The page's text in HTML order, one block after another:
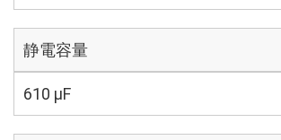
静電容量
610 µF